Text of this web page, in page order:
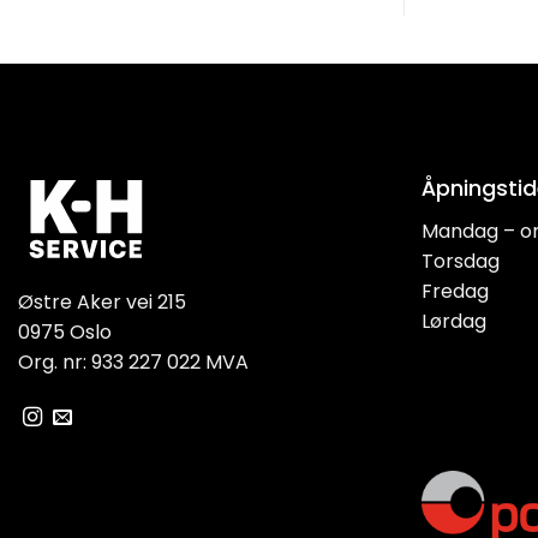
Østre Aker vei 215
0975 Oslo
Org. nr: 933 227 022 MVA
Mandag –
Torsdag
Fredag
Lørdag